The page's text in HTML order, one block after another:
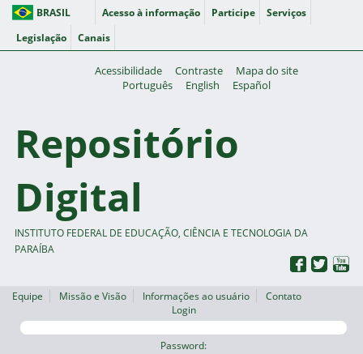
BRASIL Acesso à informação Participe
Serviços
Legislação
Canais
Acessibilidade Contraste
Mapa do site
Português
English Español
Repositório
Digital
INSTITUTO FEDERAL DE EDUCAÇÃO, CIÊNCIA E TECNOLOGIA DA
PARAÍBA
Equipe Missão e Visão Informações ao usuário
Contato
Login
Password: